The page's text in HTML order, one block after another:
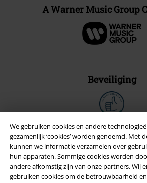
We gebruiken cookies en andere
gezamenlijk ‘cookies’ worden genoemd. Met
kunnen we informatie verzamelen over
hun apparaten. Sommige cookies worden
andere afkomstig zijn van onze partners. Wij
gebruiken cookies om de betrouwbaarheid
A Warner Music Group
Beveiliging